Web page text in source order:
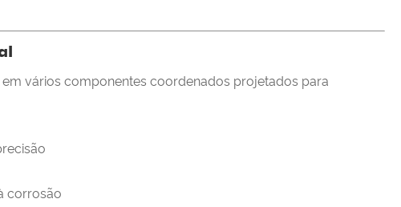
vários componentes coordenados projetados para
corrosão